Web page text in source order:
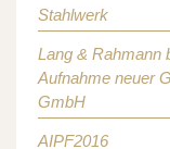
Stahlwerk
Lang & Rahmann
Aufnahme neuer
GmbH
AIPF2016